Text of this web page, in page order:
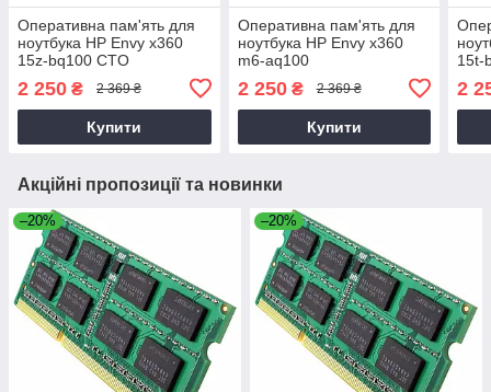
Оперативна пам'ять для
ноутбука HP Envy x360
15z-bq100 CTO
2 250 ₴ 2 369 ₴
Купити
Оперативна пам'ять для
ноутбука HP Envy x360
m6-aq100
2 250₴ 2 369 ₴
Купити
15t-
2
Акційні пропозиції та новинки
–20% –20%